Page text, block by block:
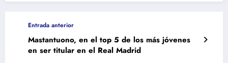
Entrada anterior
Mastantuono, en el top 5 de los más jóvenes
en ser titular en el Real Madrid